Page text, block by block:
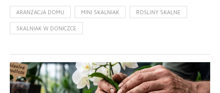
ARANŻACJA DOMU MINI SKALNIAK ROŚLINY SKALNE
SKALNIAK W DONICZCE